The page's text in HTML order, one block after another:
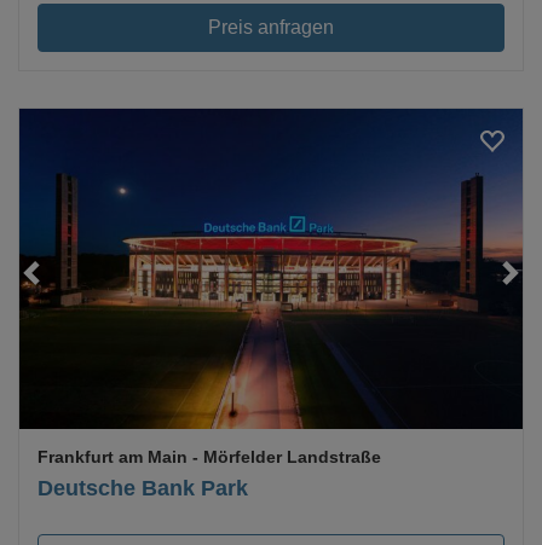
Preis anfragen
Deutsche Bank Park
Frankfurt am Main - Mörfelder Landstraße